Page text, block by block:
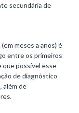
secundária de
meses a anos) é
entre os primeiros
que possível esse
de diagnóstico
além de